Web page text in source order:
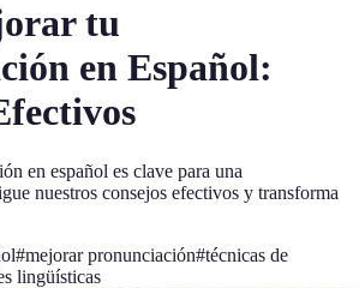
tu
en Español:
en español es clave para una
nuestros consejos efectivos y transforma
#mejorar pronunciación#técnicas de
lingüísticas